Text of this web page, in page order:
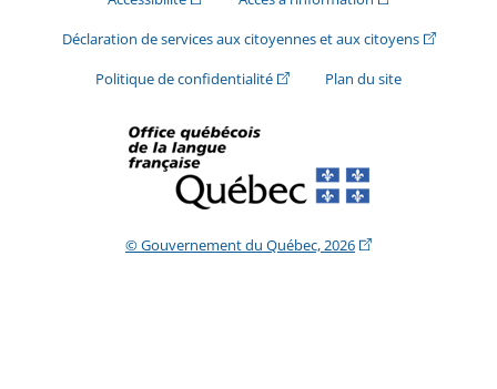
Déclaration de services aux citoyennes et aux citoyens(Cet
Politique de confidentialité(Cet hyperlien externe s'ouvrira
Plan du site
© Gouvernement du Québec, 2026(Cet hyperlien